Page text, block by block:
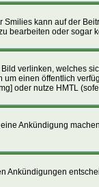
Smilies kann auf der
bearbeiten oder sogar
verlinken, welches
einen öffentlich
oder nutze HMTL
Ankündigung
Ankündigungen